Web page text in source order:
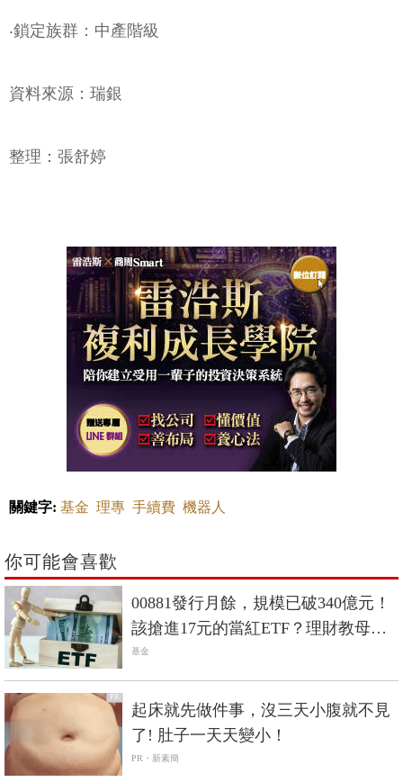
‧鎖定族群：中產階級
資料來源：瑞銀
整理：張舒婷
關鍵字: 基金 理專 手續費 機器人
你可能會喜歡
00881發行月餘，規模已破340億元！
該搶進17元的當紅ETF？理財教母提
醒4風險
基金
PR
起床就先做件事，沒三天小腹就不見
了! 肚子一天天變小！
PR・新素簡